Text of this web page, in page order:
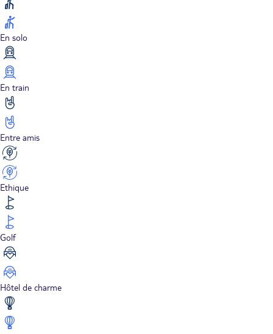
En solo
En train
Entre amis
Ethique
Golf
Hôtel de charme